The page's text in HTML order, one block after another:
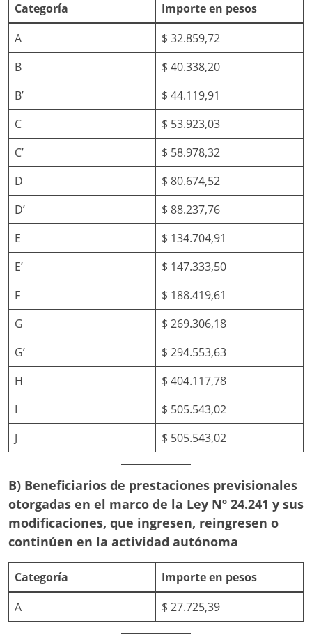
Categoría
Importe en pesos
A
$ 32.859,72
B
$ 40.338,20
B’
$ 44.119,91
C
$ 53.923,03
C’
$ 58.978,32
D
$ 80.674,52
D’
$ 88.237,76
E
$ 134.704,91
E’
$ 147.333,50
F
$ 188.419,61
G
$ 269.306,18
G’
$ 294.553,63
H
$ 404.117,78
I
$ 505.543,02
J
$ 505.543,02
B) Beneficiarios de prestaciones previsionales
otorgadas en el marco de la Ley Nº 24.241 y sus
modificaciones, que ingresen, reingresen o
continúen en la actividad autónoma
Categoría
Importe en pesos
A
$ 27.725,39